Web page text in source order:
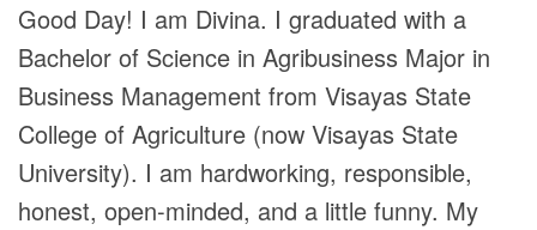
Good Day! I am Divina. I graduated with a
Bachelor of Science in Agribusiness Major in
Business Management from Visayas State
College of Agriculture (now Visayas State
University). I am hardworking, responsible,
honest, open-minded, and a little funny. My